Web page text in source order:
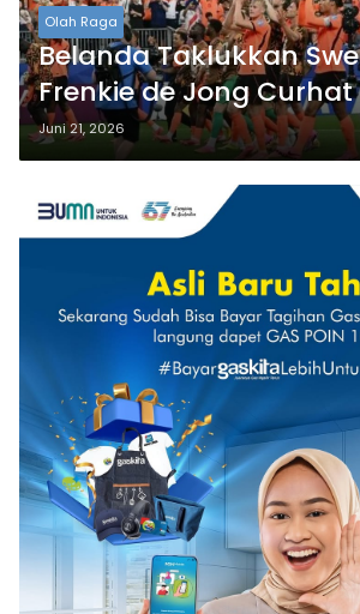
Olah Raga
Belanda Taklukkan
Frenkie de Jong
yang Berlebihan
Juni 21, 2026